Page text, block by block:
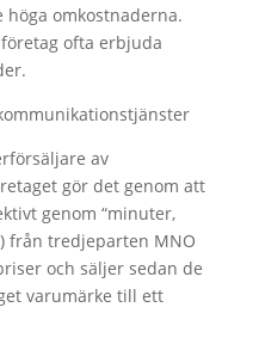
omkostnaderna.
ofta erbjuda
av
gör det genom att
genom “minuter,
från tredjeparten MNO
och säljer sedan de
varumärke till ett